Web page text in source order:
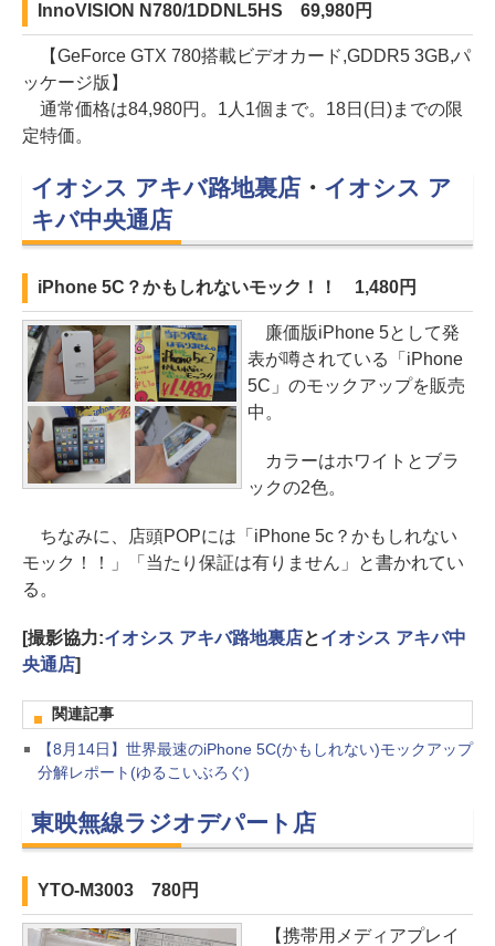
InnoVISION N780/1DDNL5HS 69,980円
【GeForce GTX 780搭載ビデオカード,GDDR5 3GB,パ
ッケージ版】
通常価格は84,980円。1人1個まで。18日(日)までの限
定特価。
イオシス アキバ路地裏店・ イオシス ア
キバ中央通店
iPhone 5C？かもしれないモック！！ 1,480円
廉価版iPhone 5として発
表が噂されている「iPhone
5C」のモックアップを販売
中。
カラーはホワイトとブラ
ックの2色。
ちなみに、店頭POPには「iPhone 5c？かもしれない
モック！！」「当たり保証は有りません」と書かれてい
る。
[撮影協力:イオシス アキバ路地裏店とイオシス アキバ中
央通店]
関連記事
【8月14日】世界最速のiPhone 5C(かもしれない)モックアップ
分解レポート(ゆるこいぶろぐ)
東映無線ラジオデパート店
YTO-M3003 780円
【携帯用メディアプレイ